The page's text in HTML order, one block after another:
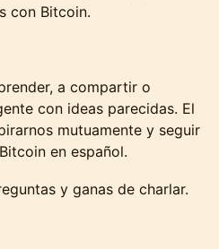
con Bitcoin.
a compartir o
con ideas parecidas. El
mutuamente y seguir
en español.
y ganas de charlar.